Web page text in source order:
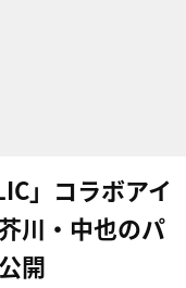
」コラボアイ
川・中也のパ
開